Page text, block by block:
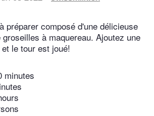
préparer composé d'une délicieuse
à maquereau. Ajoutez une
le tour est joué!
minutes